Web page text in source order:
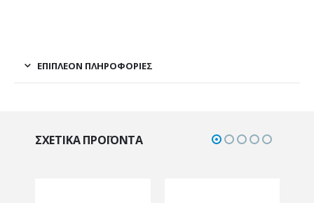
ΕΠΙΠΛΈΟΝ ΠΛΗΡΟΦΟΡΊΕΣ
ΣΧΕΤΙΚΆ ΠΡΟΪΌΝΤΑ